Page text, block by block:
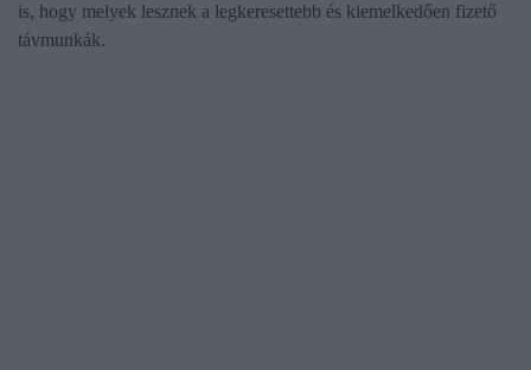
is, hogy melyek lesznek a legkeresettebb és kiemelkedően fizető
távmunkák.